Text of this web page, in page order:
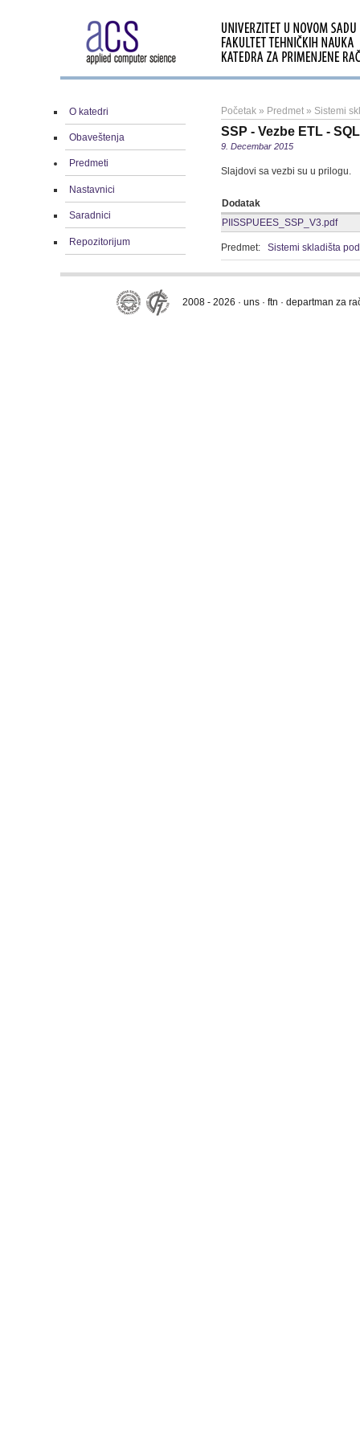
O katedri
Obaveštenja
Predmeti
Nastavnici
Saradnici
Repozitorijum
Početak » Predmet » Sistemi
SSP - Vezbe ETL -
9. Decembar 2015
Slajdovi sa vezbi su u prilogu.
Dodatak
PIISSPUEES_SSP_V3.pdf
Predmet: Sistemi skladišta
2008 - 2026 · uns · ftn · departman za